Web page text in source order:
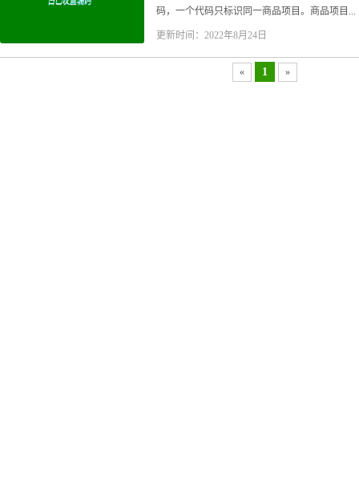
码，一个代码只标识同一商品项目。商品项目...
更新时间：2022年8月24日
« 1 »